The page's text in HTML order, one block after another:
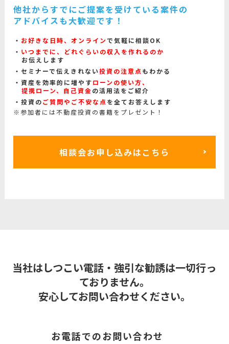
他社からすでにご提案を受けている案件の
アドバイスも大歓迎です！
お好きな日時、オンラインで気軽に相談OK
いつまでに、どれぐらいの収入を作れるのか
お伝えします
セミナーで伝えきれない投資の注意点 もわかる
資産を効率的に増やすローンの使い方、
提携ローン、自己資金の活用法をご紹介
投資のご質問やご不安な点 を全てお答えします
※参加者には不動産投資の書籍をプレゼント！
相談会お申し込みはこちら
当社はしつこい電話・強引な勧誘は一切行っ
ておりません。
安心してお問い合わせください。
お電話でのお問い合わせ